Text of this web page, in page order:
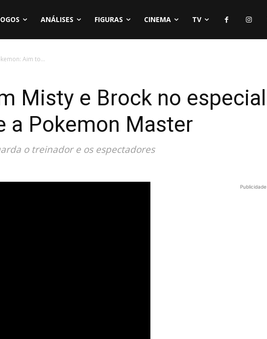
ANÁLISES FIGURAS CINEMA TV
Aim to...
Misty e Brock no especial
a Pokemon Master
o treinador e os espectadores
Publicidade